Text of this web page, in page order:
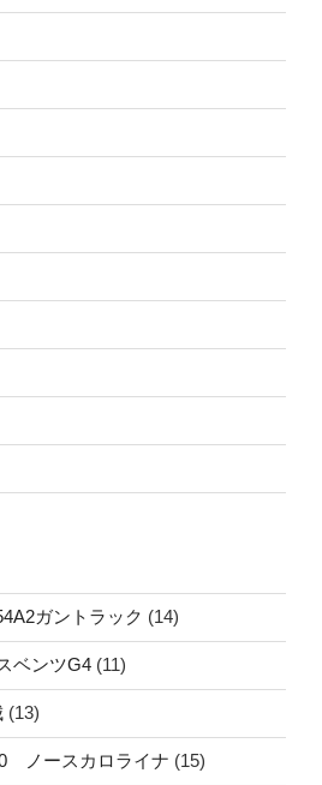
ガントラック (14)
ベンツG4 (11)
(13)
ノースカロライナ (15)